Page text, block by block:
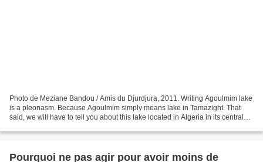
Photo de Meziane Bandou / Amis du Djurdjura, 2011. Writing Agoulmim lake
is a pleonasm. Because Agoulmim simply means lake in Tamazight. That
said, we will have to tell you about this lake located in Algeria in its central
Pourquoi ne pas agir pour avoir moins de